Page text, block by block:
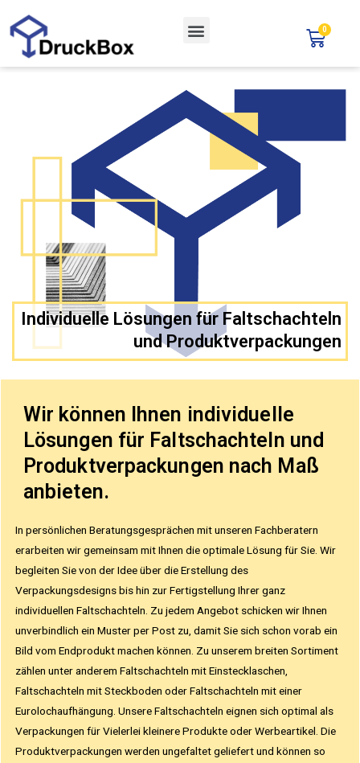
Individuelle Lösungen für Faltschachteln
und Produktverpackungen
Wir können Ihnen individuelle
Lösungen für Faltschachteln und
Produktverpackungen nach Maß
anbieten.
In persönlichen Beratungsgesprächen mit unseren Fachberatern
erarbeiten wir gemeinsam mit Ihnen die optimale Lösung für Sie. Wir
begleiten Sie von der Idee über die Erstellung des
Verpackungsdesigns bis hin zur Fertigstellung Ihrer ganz
individuellen Faltschachteln. Zu jedem Angebot schicken wir Ihnen
unverbindlich ein Muster per Post zu, damit Sie sich schon vorab ein
Bild vom Endprodukt machen können. Zu unserem breiten Sortiment
zählen unter anderem Faltschachteln mit Einstecklaschen,
Faltschachteln mit Steckboden oder Faltschachteln mit einer
Eurolochaufhängung. Unsere Faltschachteln eignen sich optimal als
Verpackungen für Vielerlei kleinere Produkte oder Werbeartikel. Die
Produktverpackungen werden ungefaltet geliefert und können so